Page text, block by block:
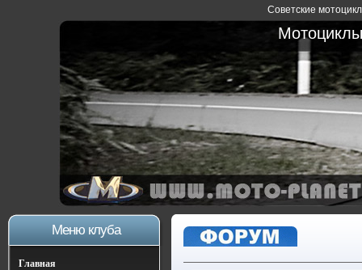
Советские
Меню клуба
Главная